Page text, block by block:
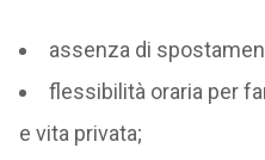
assenza di
flessibilità oraria per
e vita privata;